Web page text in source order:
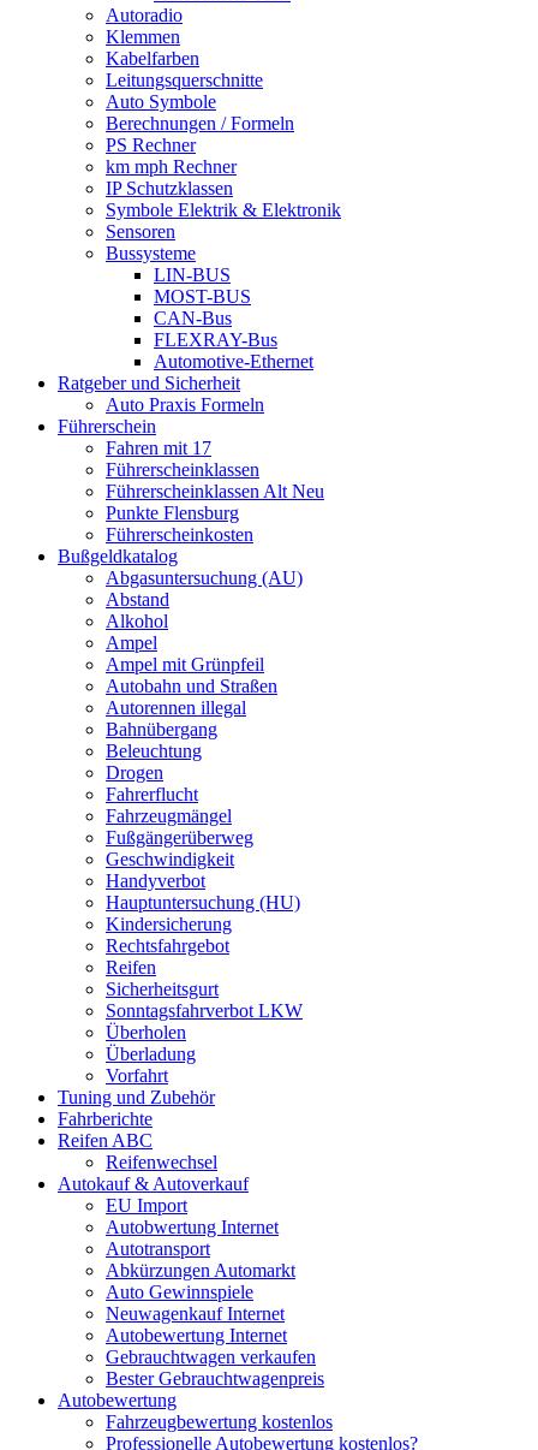
Autoradio
Klemmen
Kabelfarben
Leitungsquerschnitte
Auto Symbole
Berechnungen / Formeln
PS Rechner
km mph Rechner
IP Schutzklassen
Symbole Elektrik & Elektronik
Sensoren
Bussysteme
LIN-BUS
MOST-BUS
CAN-Bus
FLEXRAY-Bus
Automotive-Ethernet
Ratgeber und Sicherheit
Auto Praxis Formeln
Führerschein
Fahren mit 17
Führerscheinklassen
Führerscheinklassen Alt Neu
Punkte Flensburg
Führerscheinkosten
Bußgeldkatalog
Abgasuntersuchung (AU)
Abstand
Alkohol
Ampel
Ampel mit Grünpfeil
Autobahn und Straßen
Autorennen illegal
Bahnübergang
Beleuchtung
Drogen
Fahrerflucht
Fahrzeugmängel
Fußgängerüberweg
Geschwindigkeit
Handyverbot
Hauptuntersuchung (HU)
Kindersicherung
Rechtsfahrgebot
Reifen
Sicherheitsgurt
Sonntagsfahrverbot LKW
Überholen
Überladung
Vorfahrt
Tuning und Zubehör
Fahrberichte
Reifen ABC
Reifenwechsel
Autokauf & Autoverkauf
EU Import
Autobwertung Internet
Autotransport
Abkürzungen Automarkt
Auto Gewinnspiele
Neuwagenkauf Internet
Autobewertung Internet
Gebrauchtwagen verkaufen
Bester Gebrauchtwagenpreis
Autobewertung
Fahrzeugbewertung kostenlos
Professionelle Autobewertung kostenlos?